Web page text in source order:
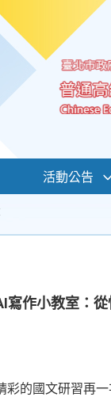
活動公告
寫作小教室：
彩的國文研習再